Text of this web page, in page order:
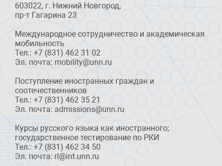
603022, г. Нижний Новгород,
пр-т Гагарина 23
Международное сотрудничество и академическая
мобильность
Тел.: +7 (831) 462 31 02
Эл. почта: mobility@unn.ru
Поступление иностранных граждан и
соотечественников
Тел.: +7 (831) 462 35 21
Эл. почта: admissions@unn.ru
Курсы русского языка как иностранного;
государственное тестирование по РКИ
Тел.: +7 (831) 462 34 50
Эл. почта: rl@int.unn.ru